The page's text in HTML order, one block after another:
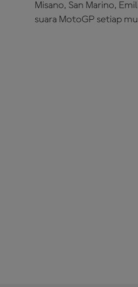
Misano, San Marino,
suara MotoGP setiap